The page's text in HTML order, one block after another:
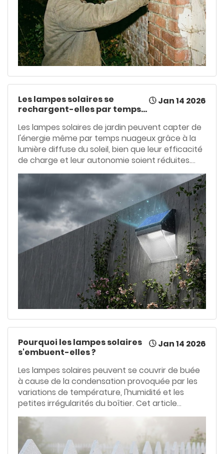
Les lampes solaires se
rechargent-elles par temps
Jan 14 2026
Les lampes solaires de jardin peuvent capter de
l'énergie même par temps nuageux grâce à la
lumière diffuse du soleil, bien que leur efficacité
de charge et leur autonomie soient réduites.
Cet article présente l'influence de la couverture
nuageuse sur les performances, les principaux
facteurs qui affectent le stockage de l'énergie
et des solutions pratiques pour améliorer leur
fiabilité en cas de faible ensoleillement.
Pourquoi les lampes solaires
s'embuent-elles ?
Jan 14 2026
Les lampes solaires peuvent se couvrir de buée
à cause de la condensation provoquée par les
variations de température, l'humidité et les
petites irrégularités du boîtier. Cet article
explique le phénomène de condensation, ses
causes fréquentes et comment distinguer
l'humidité ambiante normale des signes de
dommages ou d'une mauvaise étanchéité.